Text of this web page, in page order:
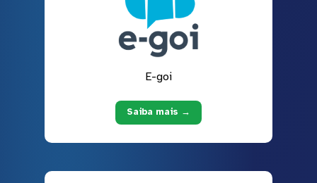
E-goi
Saiba mais →